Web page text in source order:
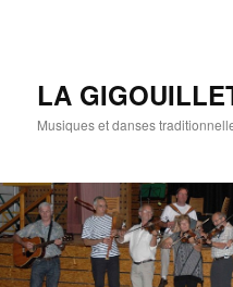
LA
Musiques et danses